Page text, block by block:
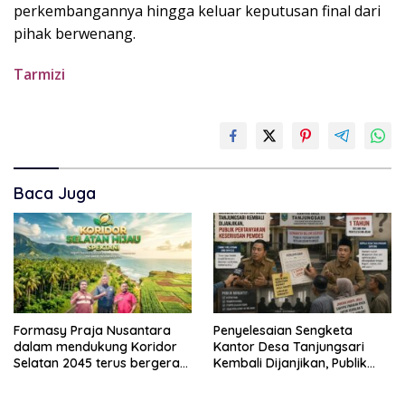
perkembangannya hingga keluar keputusan final dari
pihak berwenang.
Tarmizi
Baca Juga
Formasy Praja Nusantara
dalam mendukung Koridor
Selatan 2045 terus bergerak
Penyelesaian Sengketa
Kantor Desa Tanjungsari
Kembali Dijanjikan, Publik